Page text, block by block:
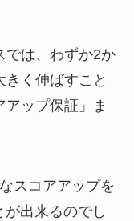
では、わずか2か
きく伸ばすこと
ップ保証」ま
スコアアップを
出来るのでし